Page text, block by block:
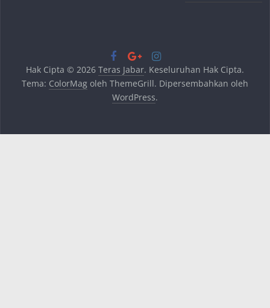
Hak Cipta © 2026 Teras Jabar. Keseluruhan Hak Cipta.
Tema: ColorMagoleh ThemeGrill. Dipersembahkan oleh
WordPress.